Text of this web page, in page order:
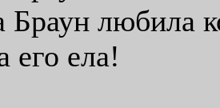
Браун любила
его ела!